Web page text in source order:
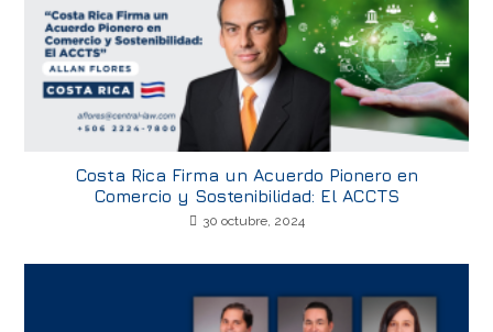
Costa Rica Firma un Acuerdo Pionero en
Comercio y Sostenibilidad: El ACCTS
30 octubre, 2024